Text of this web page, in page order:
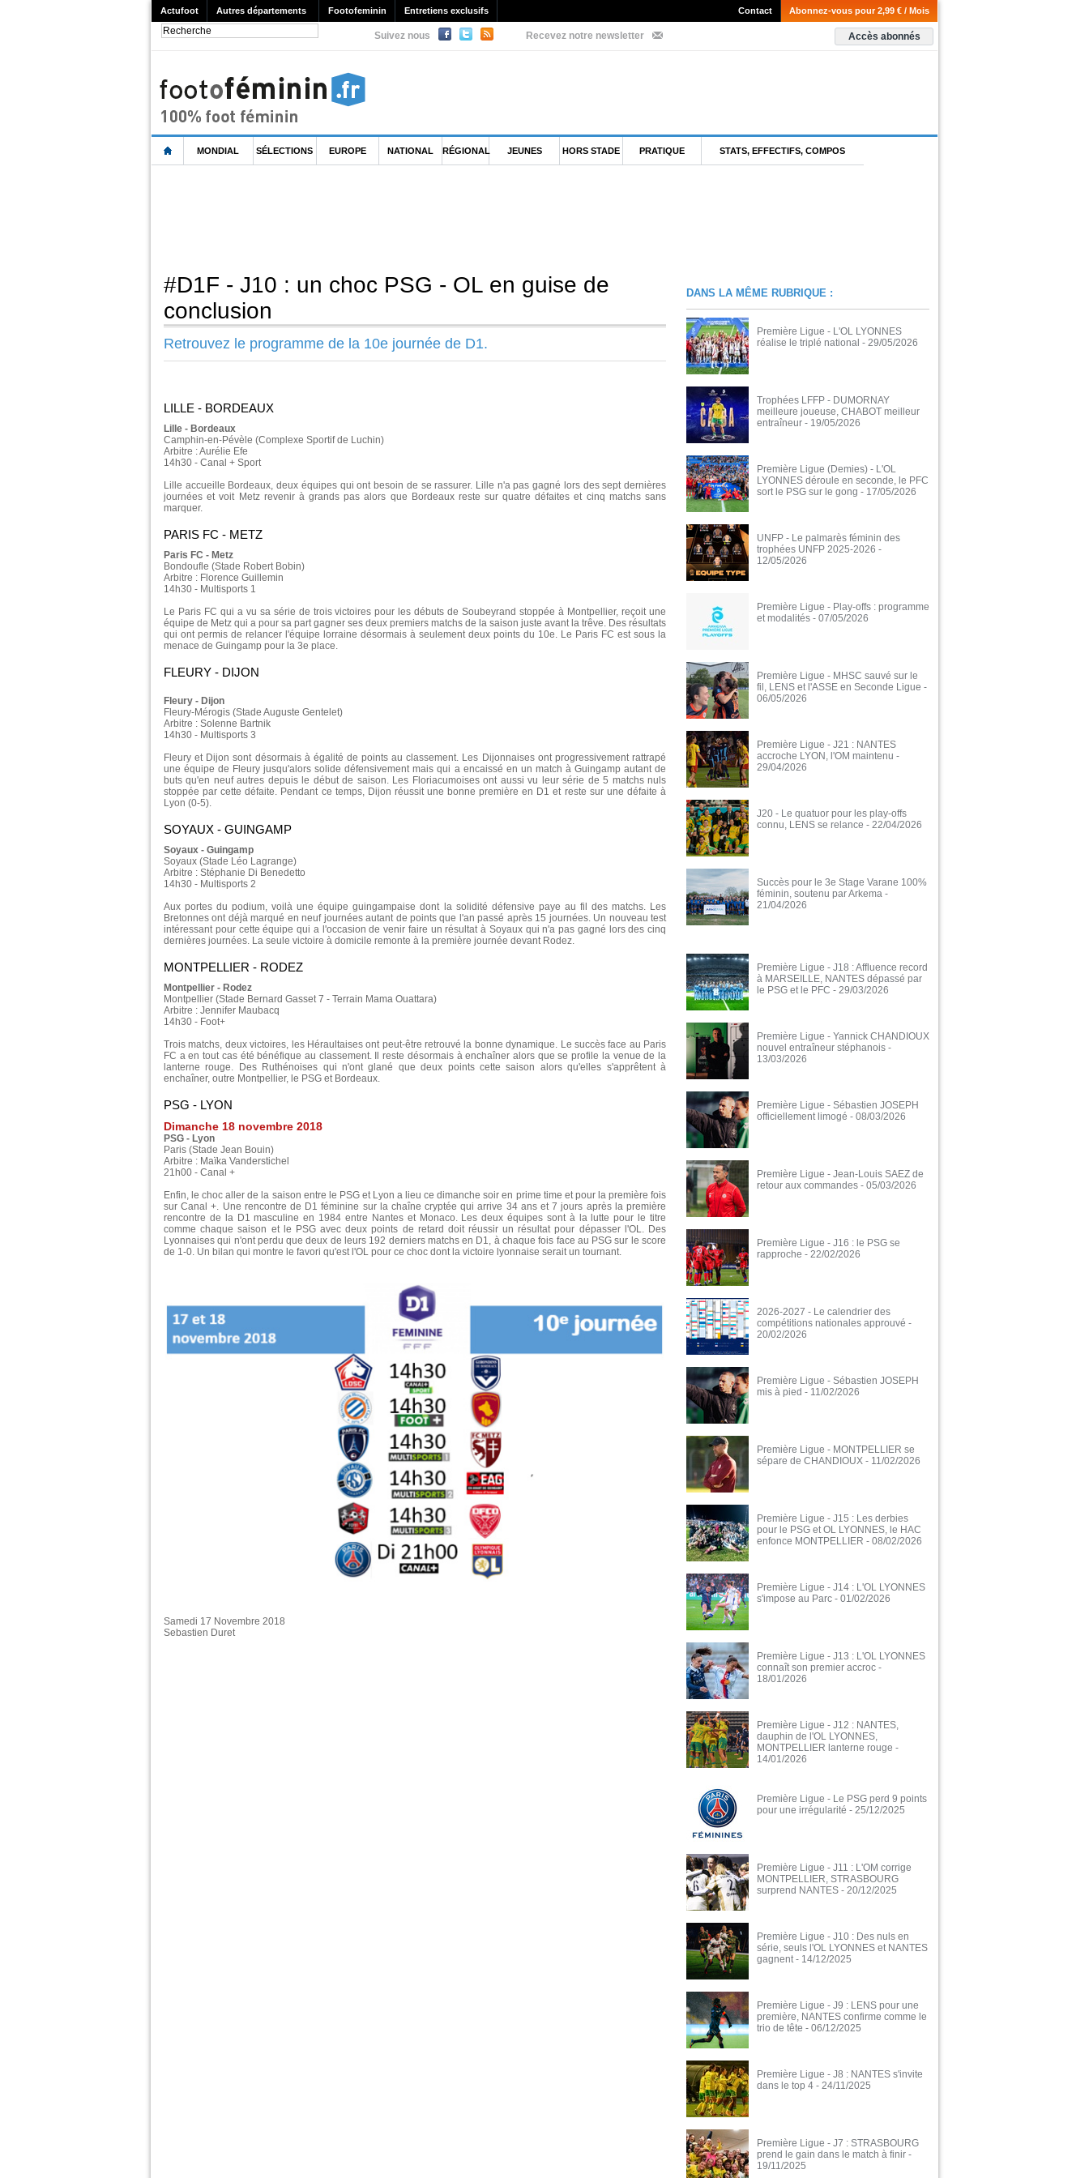
Actufoot Autres départements Footofeminin Entretiens exclusifs Abonnez-vous pour 2,99 € / Mois
Contact
Suivez nous Recevez notre newsletter Accès abonnés
MONDIAL SÉLECTIONS EUROPE NATIONAL RÉGIONAL JEUNES HORS STADE PRATIQUE STATS, EFFECTIFS, COMPOS
#D1F - J10 : un choc PSG - OL en guise de
conclusion
Retrouvez le programme de la 10e journée de D1.
LILLE - BORDEAUX
Lille - Bordeaux
Camphin-en-Pévèle (Complexe Sportif de Luchin)
Arbitre : Aurélie Efe
14h30 - Canal + Sport
Lille accueille Bordeaux, deux équipes qui ont besoin de se rassurer. Lille n'a pas gagné lors des sept dernières
journées et voit Metz revenir à grands pas alors que Bordeaux reste sur quatre défaites et cinq matchs sans
marquer.
PARIS FC - METZ
Paris FC - Metz
Bondoufle (Stade Robert Bobin)
Arbitre : Florence Guillemin
14h30 - Multisports 1
Le Paris FC qui a vu sa série de trois victoires pour les débuts de Soubeyrand stoppée à Montpellier, reçoit une
équipe de Metz qui a pour sa part gagner ses deux premiers matchs de la saison juste avant la trêve. Des résultats
qui ont permis de relancer l'équipe lorraine désormais à seulement deux points du 10e. Le Paris FC est sous la
menace de Guingamp pour la 3e place.
FLEURY - DIJON
Fleury - Dijon
Fleury-Mérogis (Stade Auguste Gentelet)
Arbitre : Solenne Bartnik
14h30 - Multisports 3
Fleury et Dijon sont désormais à égalité de points au classement. Les Dijonnaises ont progressivement rattrapé
une équipe de Fleury jusqu'alors solide défensivement mais qui a encaissé en un match à Guingamp autant de
buts qu'en neuf autres depuis le début de saison. Les Floriacumoises ont aussi vu leur série de 5 matchs nuls
stoppée par cette défaite. Pendant ce temps, Dijon réussit une bonne première en D1 et reste sur une défaite à
Lyon (0-5).
SOYAUX - GUINGAMP
Soyaux - Guingamp
Soyaux (Stade Léo Lagrange)
Arbitre : Stéphanie Di Benedetto
14h30 - Multisports 2
Aux portes du podium, voilà une équipe guingampaise dont la solidité défensive paye au fil des matchs. Les
Bretonnes ont déjà marqué en neuf journées autant de points que l'an passé après 15 journées. Un nouveau test
intéressant pour cette équipe qui a l'occasion de venir faire un résultat à Soyaux qui n'a pas gagné lors des cinq
dernières journées. La seule victoire à domicile remonte à la première journée devant Rodez.
MONTPELLIER - RODEZ
Montpellier - Rodez
Montpellier (Stade Bernard Gasset 7 - Terrain Mama Ouattara)
Arbitre : Jennifer Maubacq
14h30 - Foot+
Trois matchs, deux victoires, les Héraultaises ont peut-être retrouvé la bonne dynamique. Le succès face au Paris
FC a en tout cas été bénéfique au classement. Il reste désormais à enchaîner alors que se profile la venue de la
lanterne rouge. Des Ruthénoises qui n'ont glané que deux points cette saison alors qu'elles s'apprêtent à
enchaîner, outre Montpellier, le PSG et Bordeaux.
PSG - LYON
Dimanche 18 novembre 2018
PSG - Lyon
Paris (Stade Jean Bouin)
Arbitre : Maïka Vanderstichel
21h00 - Canal +
Enfin, le choc aller de la saison entre le PSG et Lyon a lieu ce dimanche soir en prime time et pour la première fois
sur Canal +. Une rencontre de D1 féminine sur la chaîne cryptée qui arrive 34 ans et 7 jours après la première
rencontre de la D1 masculine en 1984 entre Nantes et Monaco. Les deux équipes sont à la lutte pour le titre
comme chaque saison et le PSG avec deux points de retard doit réussir un résultat pour dépasser l'OL. Des
Lyonnaises qui n'ont perdu que deux de leurs 192 derniers matchs en D1, à chaque fois face au PSG sur le score
de 1-0. Un bilan qui montre le favori qu'est l'OL pour ce choc dont la victoire lyonnaise serait un tournant.
Samedi 17 Novembre 2018
Sebastien Duret
DANS LA MÊME RUBRIQUE :
Première Ligue - L'OL LYONNES
réalise le triplé national - 29/05/2026
Trophées LFFP - DUMORNAY
meilleure joueuse, CHABOT meilleur
entraîneur - 19/05/2026
Première Ligue (Demies) - L'OL
LYONNES déroule en seconde, le PFC
sort le PSG sur le gong - 17/05/2026
UNFP - Le palmarès féminin des
trophées UNFP 2025-2026 -
12/05/2026
Première Ligue - Play-offs : programme
et modalités - 07/05/2026
Première Ligue - MHSC sauvé sur le
fil, LENS et l'ASSE en Seconde Ligue -
06/05/2026
Première Ligue - J21 : NANTES
accroche LYON, l'OM maintenu -
29/04/2026
J20 - Le quatuor pour les play-offs
connu, LENS se relance - 22/04/2026
Succès pour le 3e Stage Varane 100%
féminin, soutenu par Arkema -
21/04/2026
Première Ligue - J18 : Affluence record
à MARSEILLE, NANTES dépassé par
le PSG et le PFC - 29/03/2026
Première Ligue - Yannick CHANDIOUX
nouvel entraîneur stéphanois -
13/03/2026
Première Ligue - Sébastien JOSEPH
officiellement limogé - 08/03/2026
Première Ligue - Jean-Louis SAEZ de
retour aux commandes - 05/03/2026
Première Ligue - J16 : le PSG se
rapproche - 22/02/2026
2026-2027 - Le calendrier des
compétitions nationales approuvé -
20/02/2026
Première Ligue - Sébastien JOSEPH
mis à pied - 11/02/2026
Première Ligue - MONTPELLIER se
sépare de CHANDIOUX - 11/02/2026
Première Ligue - J15 : Les derbies
pour le PSG et OL LYONNES, le HAC
enfonce MONTPELLIER - 08/02/2026
Première Ligue - J14 : L'OL LYONNES
s'impose au Parc - 01/02/2026
Première Ligue - J13 : L'OL LYONNES
connaît son premier accroc -
18/01/2026
Première Ligue - J12 : NANTES,
dauphin de l'OL LYONNES,
MONTPELLIER lanterne rouge -
14/01/2026
Première Ligue - Le PSG perd 9 points
pour une irrégularité - 25/12/2025
Première Ligue - J11 : L'OM corrige
MONTPELLIER, STRASBOURG
surprend NANTES - 20/12/2025
Première Ligue - J10 : Des nuls en
série, seuls l'OL LYONNES et NANTES
gagnent - 14/12/2025
Première Ligue - J9 : LENS pour une
première, NANTES confirme comme le
trio de tête - 06/12/2025
Première Ligue - J8 : NANTES s'invite
dans le top 4 - 24/11/2025
Première Ligue - J7 : STRASBOURG
prend le gain dans le match à finir -
19/11/2025